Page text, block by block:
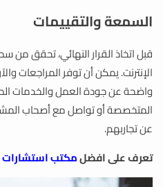
السمعة والتقييمات
قبل اتخاذ القرار النهائي، تحقق من
الإنترنت. يمكن أن توفر المراجعات
واضحة عن جودة العمل والخدمات
المتخصصة أو تواصل مع أصحاب
عن تجاربهم.
تعرف على افضلمكتب استشارات